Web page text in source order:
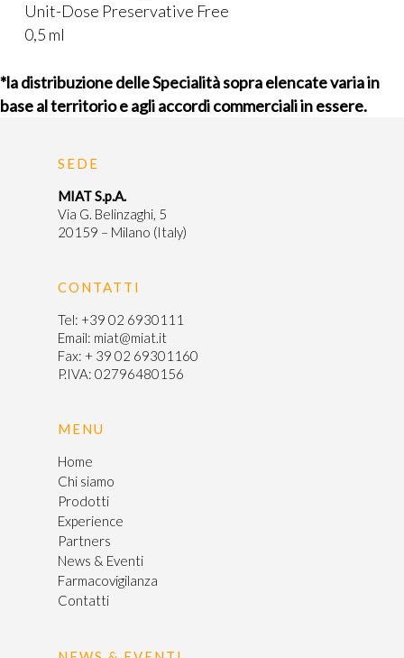
Unit-Dose Preservative Free
0,5 ml
*la distribuzione delle Specialità sopra elencate varia in
base al territorio e agli accordi commerciali in essere.
SEDE
MIAT S.p.A.
Via G. Belinzaghi, 5
20159 – Milano (Italy)
CONTATTI
Tel: +39 02 6930111
Email: miat@miat.it
Fax: + 39 02 69301160
P.IVA: 02796480156
MENU
Home
Chi siamo
Prodotti
Experience
Partners
News & Eventi
Farmacovigilanza
Contatti